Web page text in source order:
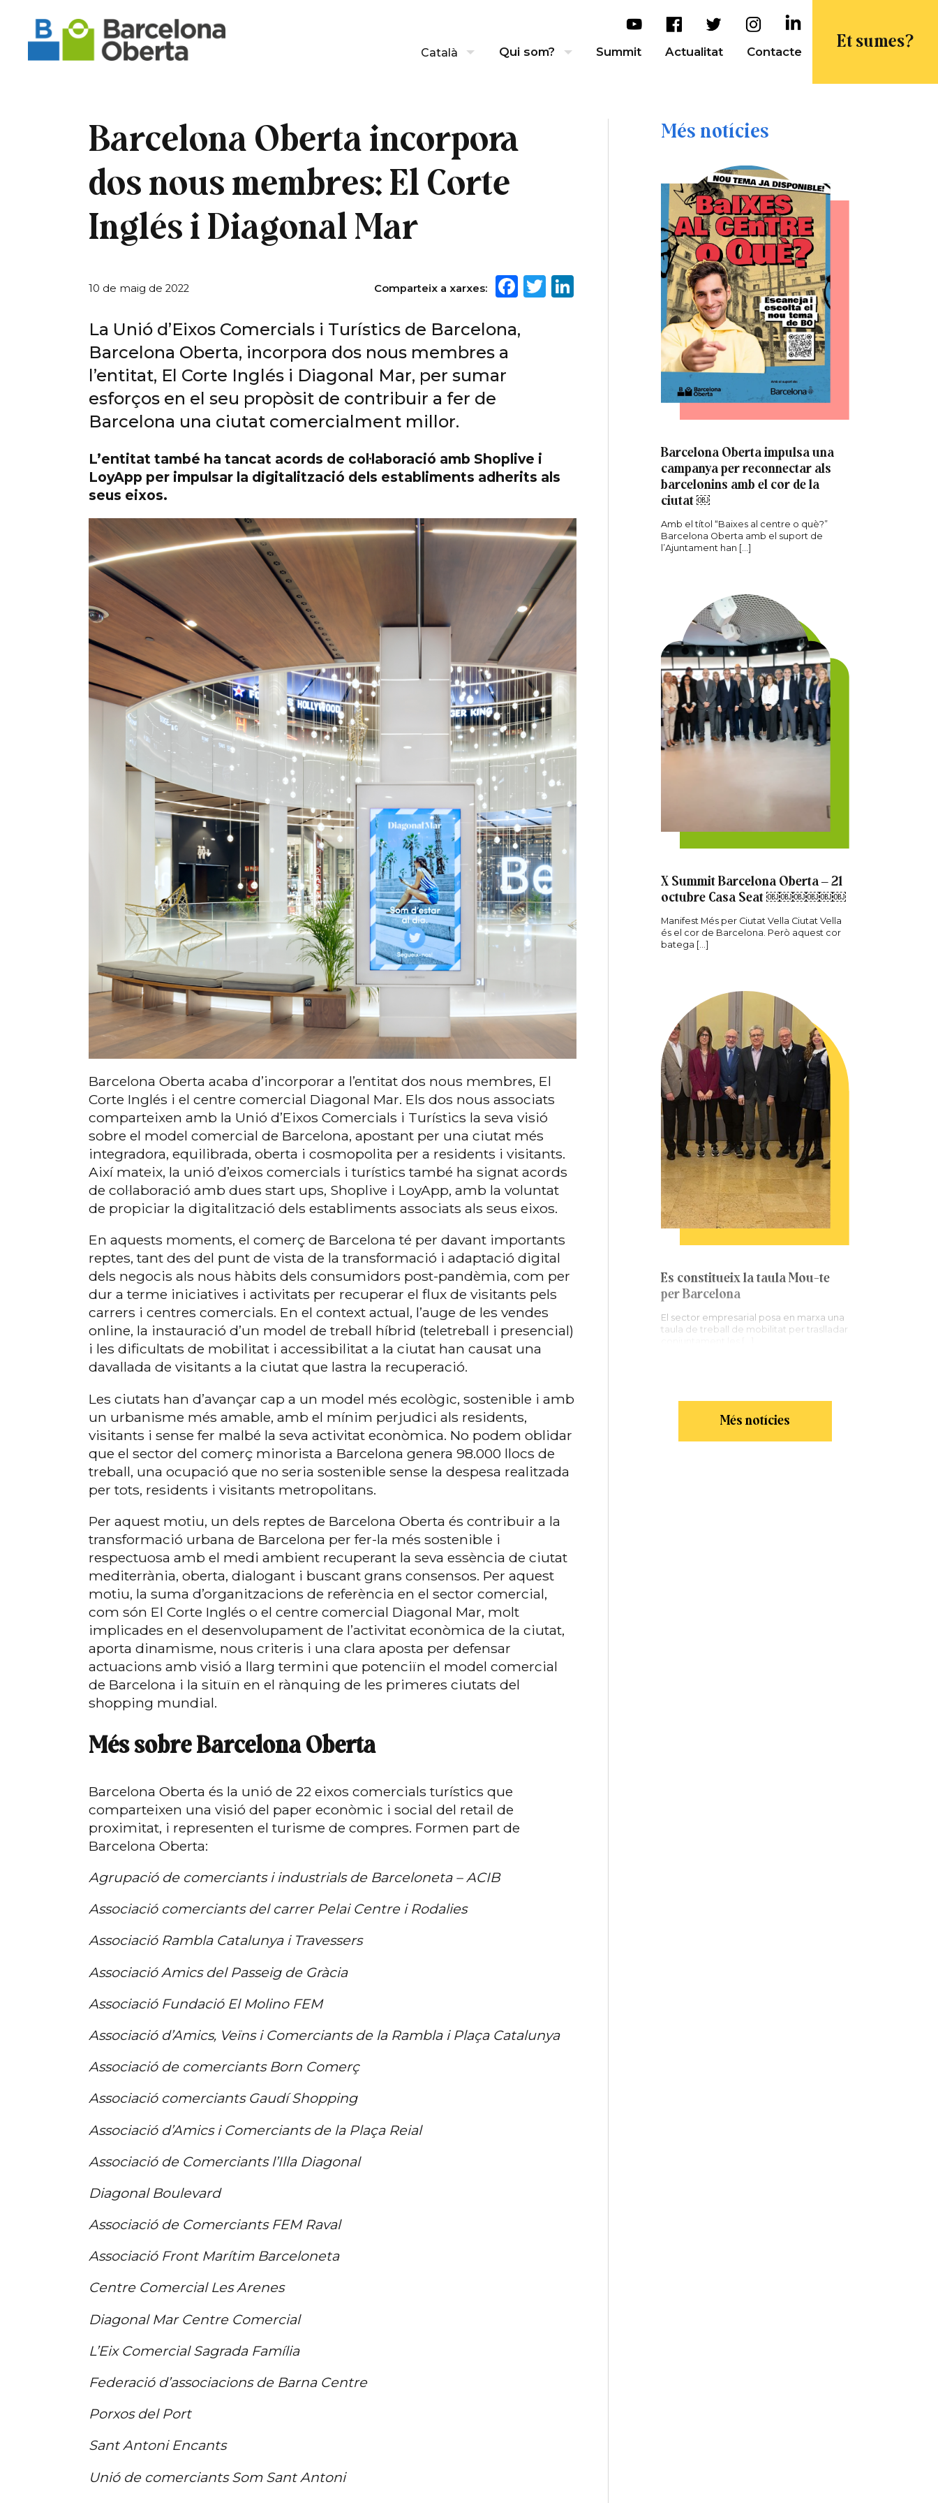
Català Qui som? Summit Actualitat Contacte
Et sumes?
Barcelona Oberta incorpora
dos nous membres: El Corte
Inglés i Diagonal Mar
10 de maig de 2022 Comparteix a xarxes: Facebook
Twitter
LinkedIn
La Unió d’Eixos Comercials i Turístics de Barcelona,
Barcelona Oberta, incorpora dos nous membres a
l’entitat, El Corte Inglés i Diagonal Mar, per sumar
esforços en el seu propòsit de contribuir a fer de
Barcelona una ciutat comercialment millor.
L’entitat també ha tancat acords de col·laboració amb Shoplive i
LoyApp per impulsar la digitalització dels establiments adherits als
seus eixos.
Barcelona Oberta acaba d’incorporar a l’entitat dos nous membres, El
Corte Inglés i el centre comercial Diagonal Mar. Els dos nous associats
comparteixen amb la Unió d’Eixos Comercials i Turístics la seva visió
sobre el model comercial de Barcelona, apostant per una ciutat més
integradora, equilibrada, oberta i cosmopolita per a residents i visitants.
Així mateix, la unió d’eixos comercials i turístics també ha signat acords
de col·laboració amb dues start ups, Shoplive i LoyApp, amb la voluntat
de propiciar la digitalització dels establiments associats als seus eixos.
En aquests moments, el comerç de Barcelona té per davant importants
reptes, tant des del punt de vista de la transformació i adaptació digital
dels negocis als nous hàbits dels consumidors post-pandèmia, com per
dur a terme iniciatives i activitats per recuperar el flux de visitants pels
carrers i centres comercials. En el context actual, l’auge de les vendes
online, la instauració d’un model de treball híbrid (teletreball i presencial)
i les dificultats de mobilitat i accessibilitat a la ciutat han causat una
davallada de visitants a la ciutat que lastra la recuperació.
Les ciutats han d’avançar cap a un model més ecològic, sostenible i amb
un urbanisme més amable, amb el mínim perjudici als residents,
visitants i sense fer malbé la seva activitat econòmica. No podem oblidar
que el sector del comerç minorista a Barcelona genera 98.000 llocs de
treball, una ocupació que no seria sostenible sense la despesa realitzada
per tots, residents i visitants metropolitans.
Per aquest motiu, un dels reptes de Barcelona Oberta és contribuir a la
transformació urbana de Barcelona per fer-la més sostenible i
respectuosa amb el medi ambient recuperant la seva essència de ciutat
mediterrània, oberta, dialogant i buscant grans consensos. Per aquest
motiu, la suma d’organitzacions de referència en el sector comercial,
com són El Corte Inglés o el centre comercial Diagonal Mar, molt
implicades en el desenvolupament de l’activitat econòmica de la ciutat,
aporta dinamisme, nous criteris i una clara aposta per defensar
actuacions amb visió a llarg termini que potenciïn el model comercial
de Barcelona i la situïn en el rànquing de les primeres ciutats del
shopping mundial.
Més sobre Barcelona Oberta
Barcelona Oberta és la unió de 22 eixos comercials turístics que
comparteixen una visió del paper econòmic i social del retail de
proximitat, i representen el turisme de compres. Formen part de
Barcelona Oberta:
Agrupació de comerciants i industrials de Barceloneta – ACIB
Associació comerciants del carrer Pelai Centre i Rodalies
Associació Rambla Catalunya i Travessers
Associació Amics del Passeig de Gràcia
Associació Fundació El Molino FEM
Associació d’Amics, Veïns i Comerciants de la Rambla i Plaça Catalunya
Associació de comerciants Born Comerç
Associació comerciants Gaudí Shopping
Associació d’Amics i Comerciants de la Plaça Reial
Associació de Comerciants l’Illa Diagonal
Diagonal Boulevard
Associació de Comerciants FEM Raval
Associació Front Marítim Barceloneta
Centre Comercial Les Arenes
Diagonal Mar Centre Comercial
L’Eix Comercial Sagrada Família
Federació d’associacions de Barna Centre
Porxos del Port
Sant Antoni Encants
Unió de comerciants Som Sant Antoni
Més notícies
Barcelona Oberta impulsa una
campanya per reconnectar als
barcelonins amb el cor de la
ciutat ￼
Amb el títol “Baixes al centre o què?”
Barcelona Oberta amb el suport de
l’Ajuntament han […]
X Summit Barcelona Oberta – 21
octubre Casa Seat ￼￼￼￼￼￼
Manifest Més per Ciutat Vella Ciutat Vella
és el cor de Barcelona. Però aquest cor
batega […]
Es constitueix la taula Mou-te
per Barcelona
El sector empresarial posa en marxa una
taula de treball de mobilitat per traslladar
Més notícies